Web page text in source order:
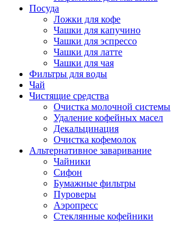
Посуда
Ложки для кофе
Чашки для капучино
Чашки для эспрессо
Чашки для латте
Чашки для чая
Фильтры для воды
Чай
Чистящие средства
Очистка молочной системы
Удаление кофейных масел
Декальцинация
Очистка кофемолок
Альтернативное заваривание
Чайники
Сифон
Бумажные фильтры
Пуроверы
Аэропресс
Стеклянные кофейники